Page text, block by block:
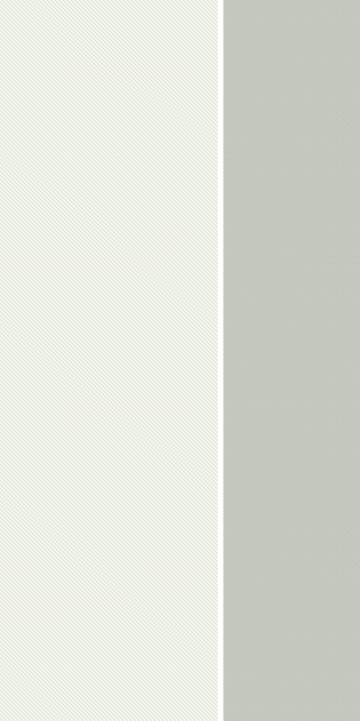
Владимир
Юрзинов-
старший
Анжела
Фоменко
Сергей
Соловейчик
Дзамболат
Тедеев
Алексей
Свирин
Николай
Макаров
Людмила
Марунова
Алексей
Козин
Ольга
Булгакова
Владимир
Белов
Евгений
Архипов
Максим
Храмцов
Арсен
Фадзаев
Умар
Кремлев
Андрей
Кондрашов
Клавдия
Майорова